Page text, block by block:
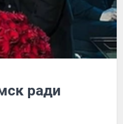
ради